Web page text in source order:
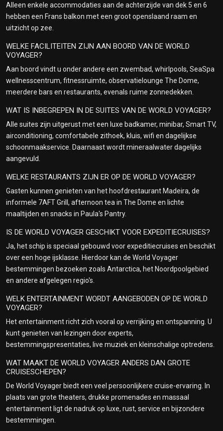
Alleen enkele accommodaties aan de achterzijde van dek 5 en 6
hebben een Frans balkon met een groot openslaand raam en
uitzicht op zee.
WELKE FACILITEITEN ZIJN AAN BOORD VAN DE WORLD
VOYAGER?
Aan boord vindt u onder andere een zwembad, whirlpools, SeaSpa
wellnesscentrum, fitnessruimte, observatielounge The Dome,
meerdere bars en restaurants, evenals ruime zonnedekken.
WAT IS INBEGREPEN IN DE SUITES VAN DE WORLD VOYAGER?
Alle suites zijn uitgerust met een luxe badkamer, minibar, Smart TV,
airconditioning, comfortabele zithoek, kluis, wifi en dagelijkse
schoonmaakservice. Daarnaast wordt mineraalwater dagelijks
aangevuld.
WELKE RESTAURANTS ZIJN ER OP DE WORLD VOYAGER?
Gasten kunnen genieten van het hoofdrestaurant Madeira, de
informele 7AFT Grill, afternoon tea in The Dome en lichte
maaltijden en snacks in Paula's Pantry.
IS DE WORLD VOYAGER GESCHIKT VOOR EXPEDITIECRUISES?
Ja, het schip is speciaal gebouwd voor expeditiecruises en beschikt
over een hoge ijsklasse. Hierdoor kan de World Voyager
bestemmingen bezoeken zoals Antarctica, het Noordpoolgebied
en andere afgelegen regio's.
WELK ENTERTAINMENT WORDT AANGEBODEN OP DE WORLD
VOYAGER?
Het entertainment richt zich vooral op verrijking en ontspanning. U
kunt genieten van lezingen door experts,
bestemmingspresentaties, live muziek en kleinschalige optredens.
WAT MAAKT DE WORLD VOYAGER ANDERS DAN GROTE
CRUISESCHEPEN?
De World Voyager biedt een veel persoonlijkere cruise-ervaring. In
plaats van grote theaters, drukke promenades en massaal
entertainment ligt de nadruk op luxe, rust, service en bijzondere
bestemmingen.